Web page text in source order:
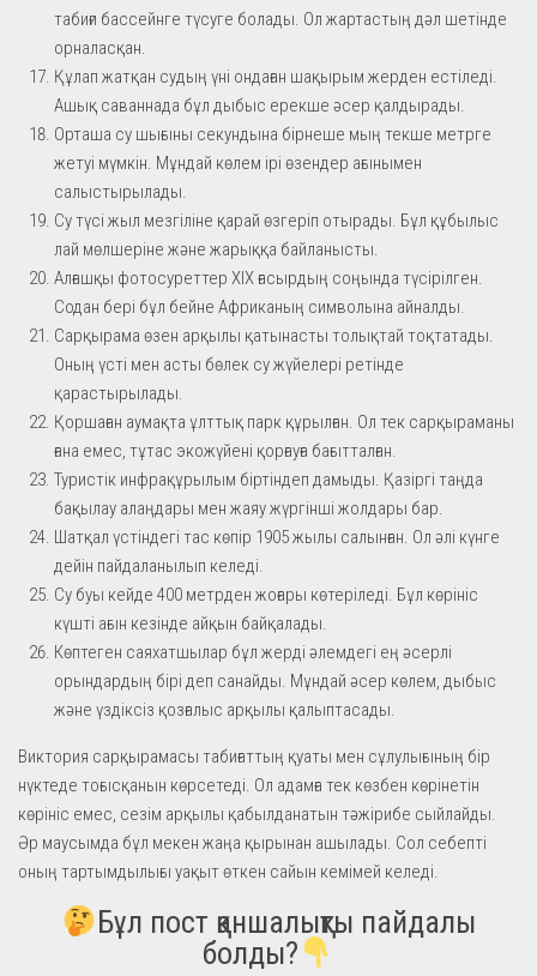
табиғи бассейнге түсуге болады. Ол жартастың дәл шетінде
орналасқан.
Құлап жатқан судың үні ондаған шақырым жерден естіледі.
Ашық саваннада бұл дыбыс ерекше әсер қалдырады.
Орташа су шығыны секундына бірнеше мың текше метрге
жетуі мүмкін. Мұндай көлем ірі өзендер ағынымен
салыстырылады.
Су түсі жыл мезгіліне қарай өзгеріп отырады. Бұл құбылыс
лай мөлшеріне және жарыққа байланысты.
Алғашқы фотосуреттер XIX ғасырдың соңында түсірілген.
Содан бері бұл бейне Африканың символына айналды.
Сарқырама өзен арқылы қатынасты толықтай тоқтатады.
Оның үсті мен асты бөлек су жүйелері ретінде
қарастырылады.
Қоршаған аумақта ұлттық парк құрылған. Ол тек сарқыраманы
ғана емес, тұтас экожүйені қорғауға бағытталған.
Туристік инфрақұрылым біртіндеп дамыды. Қазіргі таңда
бақылау алаңдары мен жаяу жүргінші жолдары бар.
Шатқал үстіндегі тас көпір 1905 жылы салынған. Ол әлі күнге
дейін пайдаланылып келеді.
Су буы кейде 400 метрден жоғары көтеріледі. Бұл көрініс
күшті ағын кезінде айқын байқалады.
Көптеген саяхатшылар бұл жерді әлемдегі ең әсерлі
орындардың бірі деп санайды. Мұндай әсер көлем, дыбыс
және үздіксіз қозғалыс арқылы қалыптасады.
Виктория сарқырамасы табиғаттың қуаты мен сұлулығының бір
нүктеде тоғысқанын көрсетеді. Ол адамға тек көзбен көрінетін
көрініс емес, сезім арқылы қабылданатын тәжірибе сыйлайды.
Әр маусымда бұл мекен жаңа қырынан ашылады. Сол себепті
оның тартымдылығы уақыт өткен сайын кемімей келеді.
Бұл пост қаншалықты пайдалы
болды?